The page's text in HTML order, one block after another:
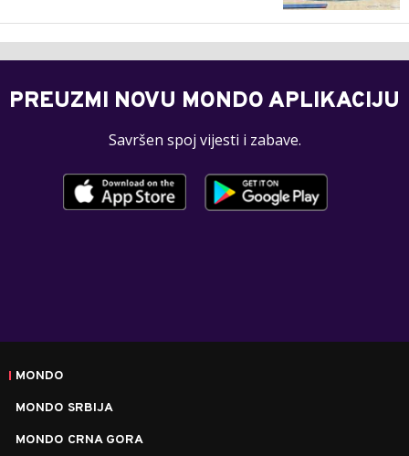
PREUZMI NOVU MONDO APLIKACIJU
Savršen spoj vijesti i zabave.
MONDO
MONDO SRBIJA
MONDO CRNA GORA